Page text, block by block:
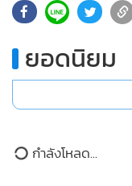
สัญญาอัจฉริยะ
เมนเน็ต การโจมตีจึง
ข่ายพร้อมกัน เนื่องจ
ซอร์สโค้ด และเป็นโค้
ถึง 11 ครั้งแต่ไม่มีบริ
ยอดนิยม
กำลังโหลด...